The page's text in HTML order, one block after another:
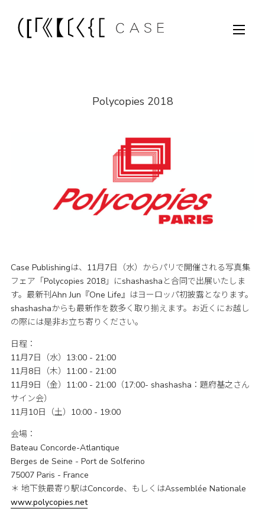
Polycopies 2018
Case Publishingは、11月7日（水）からパリで開催される写真集
フェア「Polycopies 2018」にshashashaと合同で出展いたしま
す。最新刊Ahn Jun『One Life』はヨーロッパ初披露となります。
shashashaからも最新作を数多く取り揃えます。お近くにお越し
の際には是非お立ち寄りください。
日程：
11月7日（水）13:00 - 21:00
11月8日（木）11:00 - 21:00
11月9日（金）11:00 - 21:00（17:00- shashasha：題府基之さん
サイン会）
11月10日（土）10:00 - 19:00
会場：
Bateau Concorde-Atlantique
Berges de Seine - Port de Solferino
75007 Paris - France
＊ 地下鉄最寄り駅はConcorde、もしくはAssemblée Nationale
www.polycopies.net